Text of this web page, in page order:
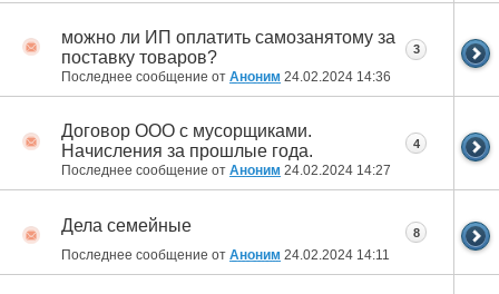
можно ли ИП оплатить самозанятому за
поставку товаров?
Последнее сообщение от Аноним 24.02.2024 14:36
3
Договор ООО с мусорщиками.
Начисления за прошлые года.
Последнее сообщение от Аноним 24.02.2024 14:27
4
Дела семейные
Последнее сообщение от Аноним 24.02.2024 14:11
8